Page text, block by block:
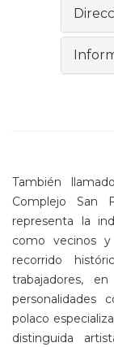
También
Complejo San
representa la
como vecinos
recorrido
trabajadores,
personalidades
polaco
distinguida